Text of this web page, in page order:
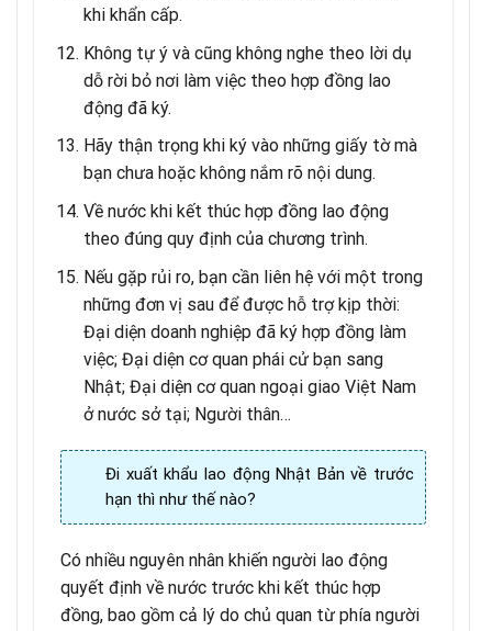
khi khẩn cấp.
Không tự ý và cũng không nghe theo lời dụ
dỗ rời bỏ nơi làm việc theo hợp đồng lao
động đã ký.
Hãy thận trọng khi ký vào những giấy tờ mà
bạn chưa hoặc không nắm rõ nội dung.
Về nước khi kết thúc hợp đồng lao động
theo đúng quy định của chương trình.
Nếu gặp rủi ro, bạn cần liên hệ với một trong
những đơn vị sau để được hỗ trợ kịp thời:
Đại diện doanh nghiệp đã ký hợp đồng làm
việc; Đại diện cơ quan phái cử bạn sang
Nhật; Đại diện cơ quan ngoại giao Việt Nam
ở nước sở tại; Người thân…
Đi xuất khẩu lao động Nhật Bản về trước
hạn thì như thế nào?
Có nhiều nguyên nhân khiến người lao động
quyết định về nước trước khi kết thúc hợp
đồng, bao gồm cả lý do chủ quan từ phía người